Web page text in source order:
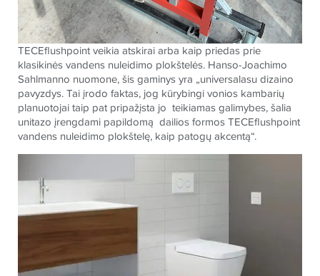
TECEflushpoint veikia atskirai arba kaip priedas prie
klasikinės vandens nuleidimo plokštelės. Hanso-Joachimo
Sahlmanno nuomone, šis gaminys yra „universalasu dizaino
pavyzdys. Tai įrodo faktas, jog kūrybingi vonios kambarių
planuotojai taip pat pripažįsta jo teikiamas galimybes, šalia
unitazo įrengdami papildomą dailios formosTECEflushpoint
vandens nuleidimo plokštelę, kaip patogų akcentą“.